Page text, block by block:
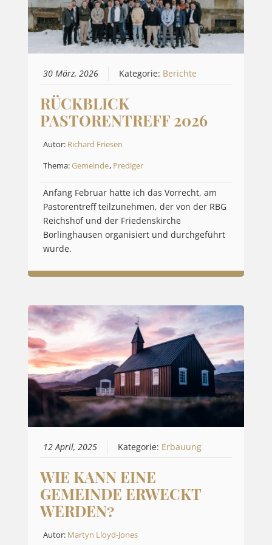
30 März, 2026 Kategorie: Berichte
RÜCKBLICK
PASTORENTREFF 2026
Autor: Richard Friesen
Thema:Gemeinde, Prediger
Anfang Februar hatte ich das Vorrecht, am
Pastorentreff teilzunehmen, der von der RBG
Reichshof und der Friedenskirche
Borlinghausen organisiert und durchgeführt
wurde.
12 April, 2025 Kategorie: Erbauung
WIE KANN EINE
GEMEINDE ERWECKT
WERDEN?
Autor: Martyn Lloyd-Jones